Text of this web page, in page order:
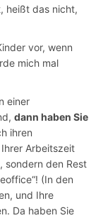
heißt das nicht,
vor, wenn
mich mal
einer
dann haben Sie
ihren
Arbeitszeit
sondern den Rest
(In den
und Ihre
Da haben Sie